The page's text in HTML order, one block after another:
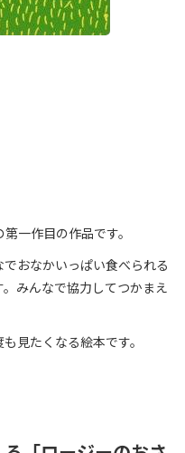
一作目の作品です。
おなかいっぱい食べられる
みんなで協力してつかまえ
見たくなる絵本です。